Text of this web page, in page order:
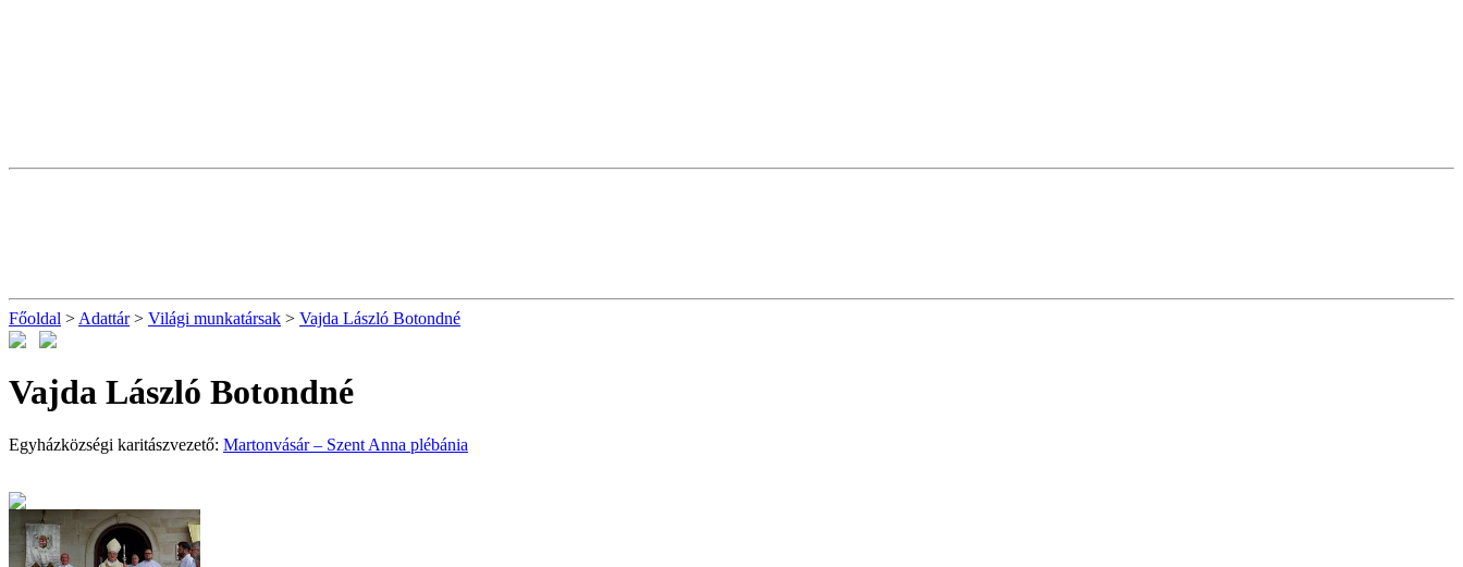
Főoldal > Adattár> Világi munkatársak > Vajda László Botondné
Vajda László Botondné
Egyházközségi karitászvezető: Martonvásár – Szent Anna plébánia